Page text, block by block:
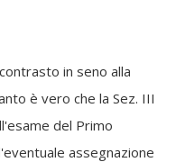
in seno alla
è vero che la Sez. III
del Primo
assegnazione